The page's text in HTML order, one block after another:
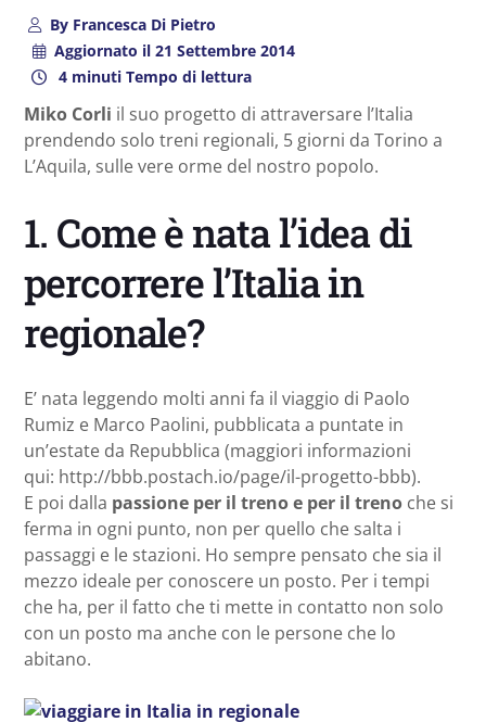
ByFrancesca Di Pietro
Aggiornato il21 Settembre 2014
4 minuti Tempo di lettura
Miko Corli il suo progetto di attraversare l’Italia
prendendo solo treni regionali, 5 giorni da Torino a
L’Aquila, sulle vere orme del nostro popolo.
1. Come è nata l’idea di
percorrere l’Italia in
regionale?
E’ nata leggendo molti anni fa il viaggio di Paolo
Rumiz e Marco Paolini, pubblicata a puntate in
un’estate da Repubblica (maggiori informazioni
qui: http://bbb.postach.io/page/il-progetto-bbb).
E poi dalla passione per il treno e per il treno che si
ferma in ogni punto, non per quello che salta i
passaggi e le stazioni. Ho sempre pensato che sia il
mezzo ideale per conoscere un posto. Per i tempi
che ha, per il fatto che ti mette in contatto non solo
con un posto ma anche con le persone che lo
abitano.